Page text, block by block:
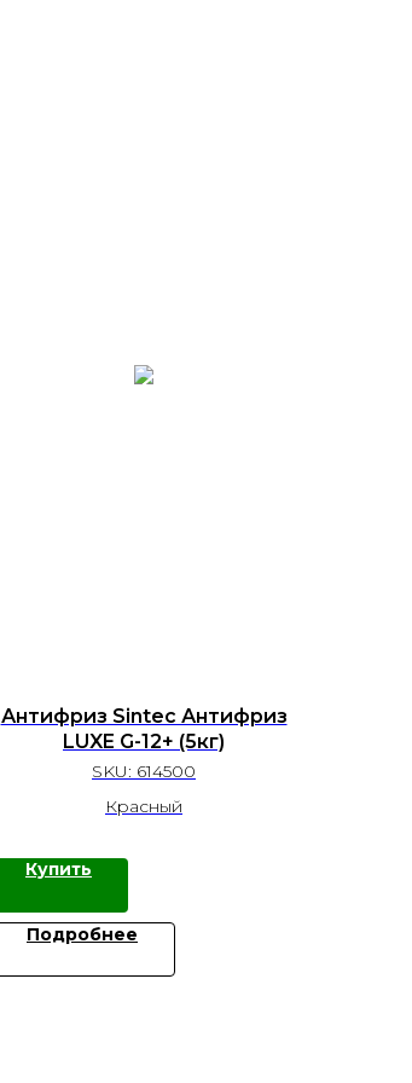
Антифриз Sintec Антифриз
LUXE G-12+ (5кг)
SKU: 614500
Красный
Купить
Подробнее